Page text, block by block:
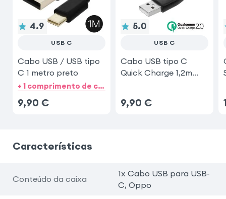
4.9
USB C
Cabo USB / USB tipo
C 1 metro preto
+ 1 comprimento de cabo
9,90 €
5.0
USB C
Cabo USB tipo C
Quick Charge 1,2m
9,90 €
Características
Conteúdo da caixa
1x Cabo USB para USB-
C, Oppo